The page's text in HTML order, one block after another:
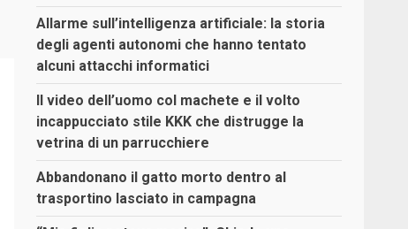
Allarme sull’intelligenza artificiale: la storia
degli agenti autonomi che hanno tentato
alcuni attacchi informatici
Il video dell’uomo col machete e il volto
incappucciato stile KKK che distrugge la
vetrina di un parrucchiere
Abbandonano il gatto morto dentro al
trasportino lasciato in campagna